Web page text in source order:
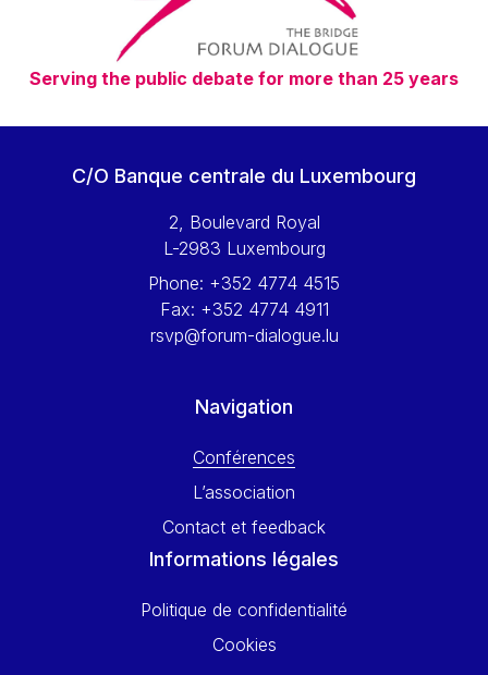
Vassilios Skouris
Vítor Manuel da Silva Caldeira
Viviane Reding
Walter Hagg
Wolfgang Ketterle
Yossi Beillin
Yves FRANCHET
Serving the public debate for more than 25 years
C/O Banque centrale du Luxembourg
2, Boulevard Royal
L-2983 Luxembourg
Phone: +352 4774 4515
Fax: +352 4774 4911
rsvp@forum-dialogue.lu
Navigation
Conférences
L’association
Contact et feedback
Informations légales
Politique de confidentialité
Cookies